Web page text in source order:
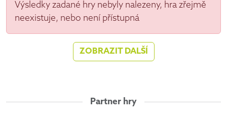
Výsledky zadané hry nebyly nalezeny, hra zřejmě
neexistuje, nebo není přístupná
ZOBRAZIT DALŠÍ
Partner hry